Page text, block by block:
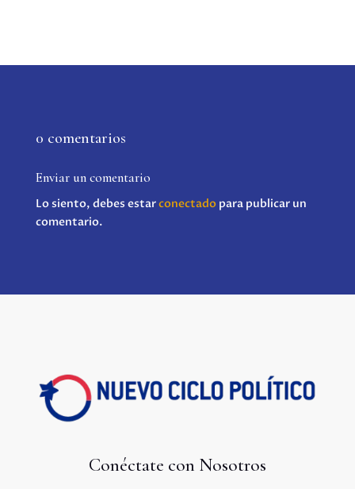
0 comentarios
Enviar un comentario
Lo siento, debes estarconectadopara publicar un
comentario.
Conéctate con Nosotros